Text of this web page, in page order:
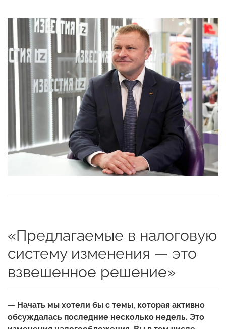
«Предлагаемые в налоговую
систему изменения — это
взвешенное решение»
— Начать мы хотели бы с темы, которая активно
обсуждалась последние несколько недель. Это